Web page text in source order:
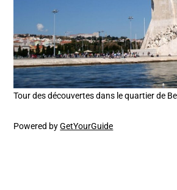
Tour des découvertes dans le quartier de
Powered byGetYourGuide